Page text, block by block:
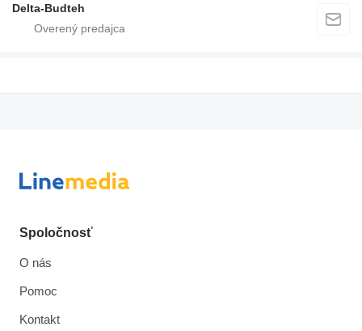
Delta-Budteh
Spoločnosť
O nás
Pomoc
Kontakt